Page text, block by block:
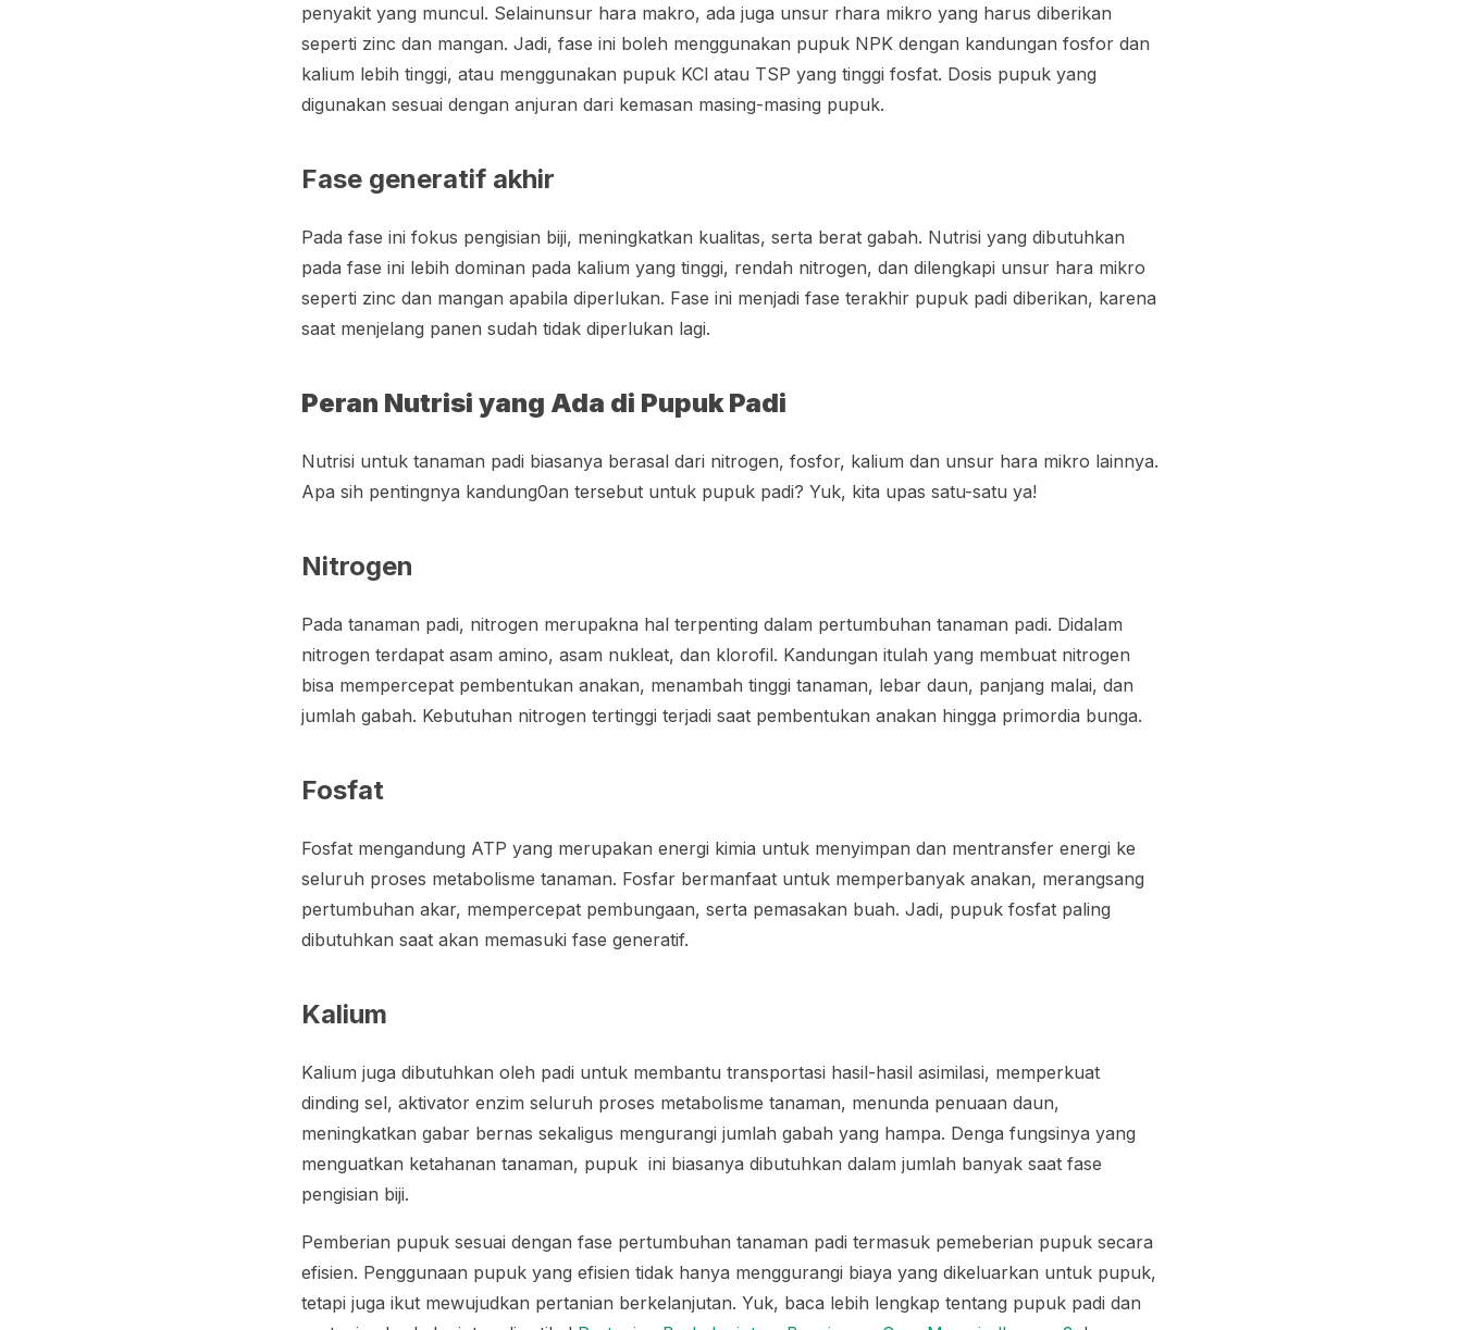
penyakit yang muncul. Selainunsur hara makro, ada juga unsur rhara mikro yang harus diberikan
seperti zinc dan mangan. Jadi, fase ini boleh menggunakan pupuk NPK dengan kandungan fosfor dan
kalium lebih tinggi, atau menggunakan pupuk KCl atau TSP yang tinggi fosfat. Dosis pupuk yang
digunakan sesuai dengan anjuran dari kemasan masing-masing pupuk.
Fase generatif akhir
Pada fase ini fokus pengisian biji, meningkatkan kualitas, serta berat gabah. Nutrisi yang dibutuhkan
pada fase ini lebih dominan pada kalium yang tinggi, rendah nitrogen, dan dilengkapi unsur hara mikro
seperti zinc dan mangan apabila diperlukan. Fase ini menjadi fase terakhir pupuk padi diberikan, karena
saat menjelang panen sudah tidak diperlukan lagi.
Peran Nutrisi yang Ada di Pupuk Padi
Nutrisi untuk tanaman padi biasanya berasal dari nitrogen, fosfor, kalium dan unsur hara mikro lainnya.
Apa sih pentingnya kandung0an tersebut untuk pupuk padi? Yuk, kita upas satu-satu ya!
Nitrogen
Pada tanaman padi, nitrogen merupakna hal terpenting dalam pertumbuhan tanaman padi. Didalam
nitrogen terdapat asam amino, asam nukleat, dan klorofil. Kandungan itulah yang membuat nitrogen
bisa mempercepat pembentukan anakan, menambah tinggi tanaman, lebar daun, panjang malai, dan
jumlah gabah. Kebutuhan nitrogen tertinggi terjadi saat pembentukan anakan hingga primordia bunga.
Fosfat
Fosfat mengandung ATP yang merupakan energi kimia untuk menyimpan dan mentransfer energi ke
seluruh proses metabolisme tanaman. Fosfar bermanfaat untuk memperbanyak anakan, merangsang
pertumbuhan akar, mempercepat pembungaan, serta pemasakan buah. Jadi, pupuk fosfat paling
dibutuhkan saat akan memasuki fase generatif.
Kalium
Kalium juga dibutuhkan oleh padi untuk membantu transportasi hasil-hasil asimilasi, memperkuat
dinding sel, aktivator enzim seluruh proses metabolisme tanaman, menunda penuaan daun,
meningkatkan gabar bernas sekaligus mengurangi jumlah gabah yang hampa. Denga fungsinya yang
menguatkan ketahanan tanaman, pupuk ini biasanya dibutuhkan dalam jumlah banyak saat fase
pengisian biji.
Pemberian pupuk sesuai dengan fase pertumbuhan tanaman padi termasuk pemeberian pupuk secara
efisien. Penggunaan pupuk yang efisien tidak hanya menggurangi biaya yang dikeluarkan untuk pupuk,
tetapi juga ikut mewujudkan pertanian berkelanjutan. Yuk, baca lebih lengkap tentang pupuk padi dan